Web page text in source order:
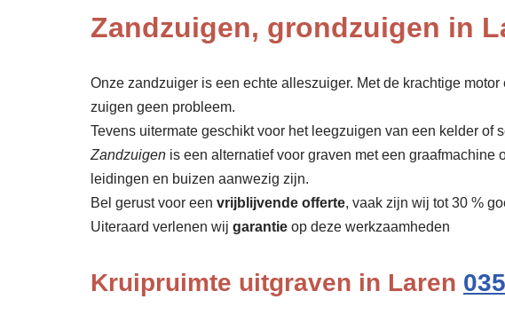
Zandzuigen, grondzuigen in
Onze zandzuiger is een echte alleszuiger. Met de krachtige
zuigen geen probleem.
Tevens uitermate geschikt voor het leegzuigen van een kelder of
Zandzuigen is een alternatief voor graven met een
leidingen en buizen aanwezig zijn.
Bel gerust voor een vrijblijvende offerte, vaak zijn wij tot 30 %
Uiteraard verlenen wij garantie op deze werkzaamheden
Kruipruimte uitgraven in Laren